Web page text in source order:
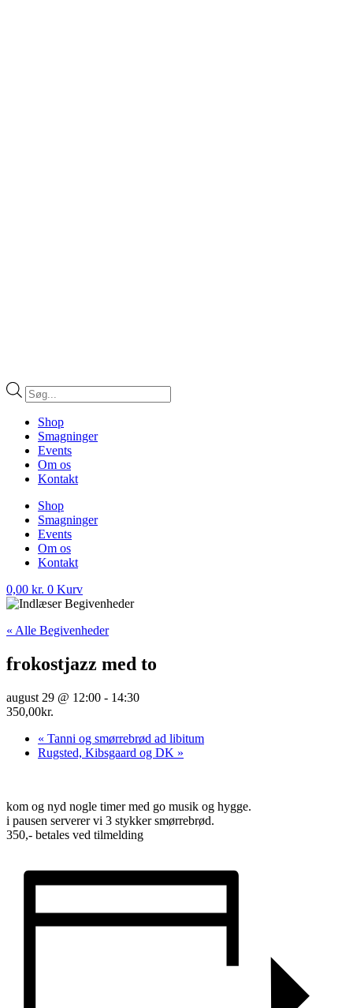
Products
search
Shop
Smagninger
Events
Om os
Kontakt
Shop
Smagninger
Events
Om os
Kontakt
0,00 kr. 0 Kurv
« Alle Begivenheder
frokostjazz med to
august 29 @ 12:00 - 14:30
350,00kr.
« Tanni og smørrebrød ad libitum
Rugsted, Kibsgaard og DK »
kom og nyd nogle timer med go musik og hygge.
i pausen serverer vi 3 stykker smørrebrød.
350,- betales ved tilmelding